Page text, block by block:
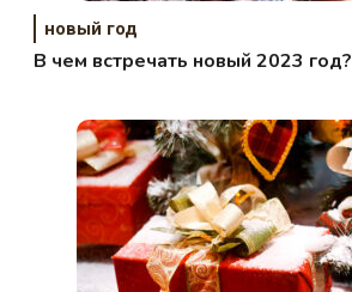
новый год
В чем встречать новый 2023 год?